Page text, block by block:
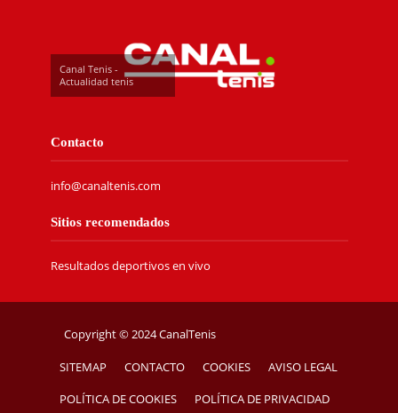
Canal Tenis -
Actualidad tenis
Contacto
info@canaltenis.com
Sitios recomendados
Resultados deportivos en vivo
Copyright © 2024 CanalTenis
SITEMAP CONTACTO COOKIES AVISO LEGAL
POLÍTICA DE COOKIES POLÍTICA DE PRIVACIDAD